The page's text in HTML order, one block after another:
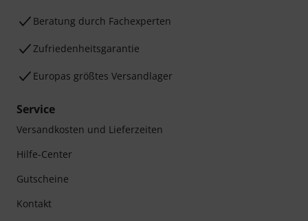
Beratung durch Fachexperten
Zufriedenheitsgarantie
Europas größtes Versandlager
Service
Versandkosten und Lieferzeiten
Hilfe-Center
Gutscheine
Kontakt